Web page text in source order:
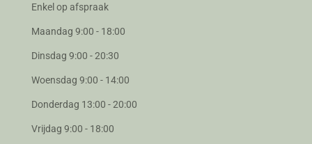
Enkel op afspraak
Maandag 9:00 - 18:00
Dinsdag 9:00 - 20:30
Woensdag 9:00 - 14:00
Donderdag 13:00 - 20:00
Vrijdag 9:00 - 18:00